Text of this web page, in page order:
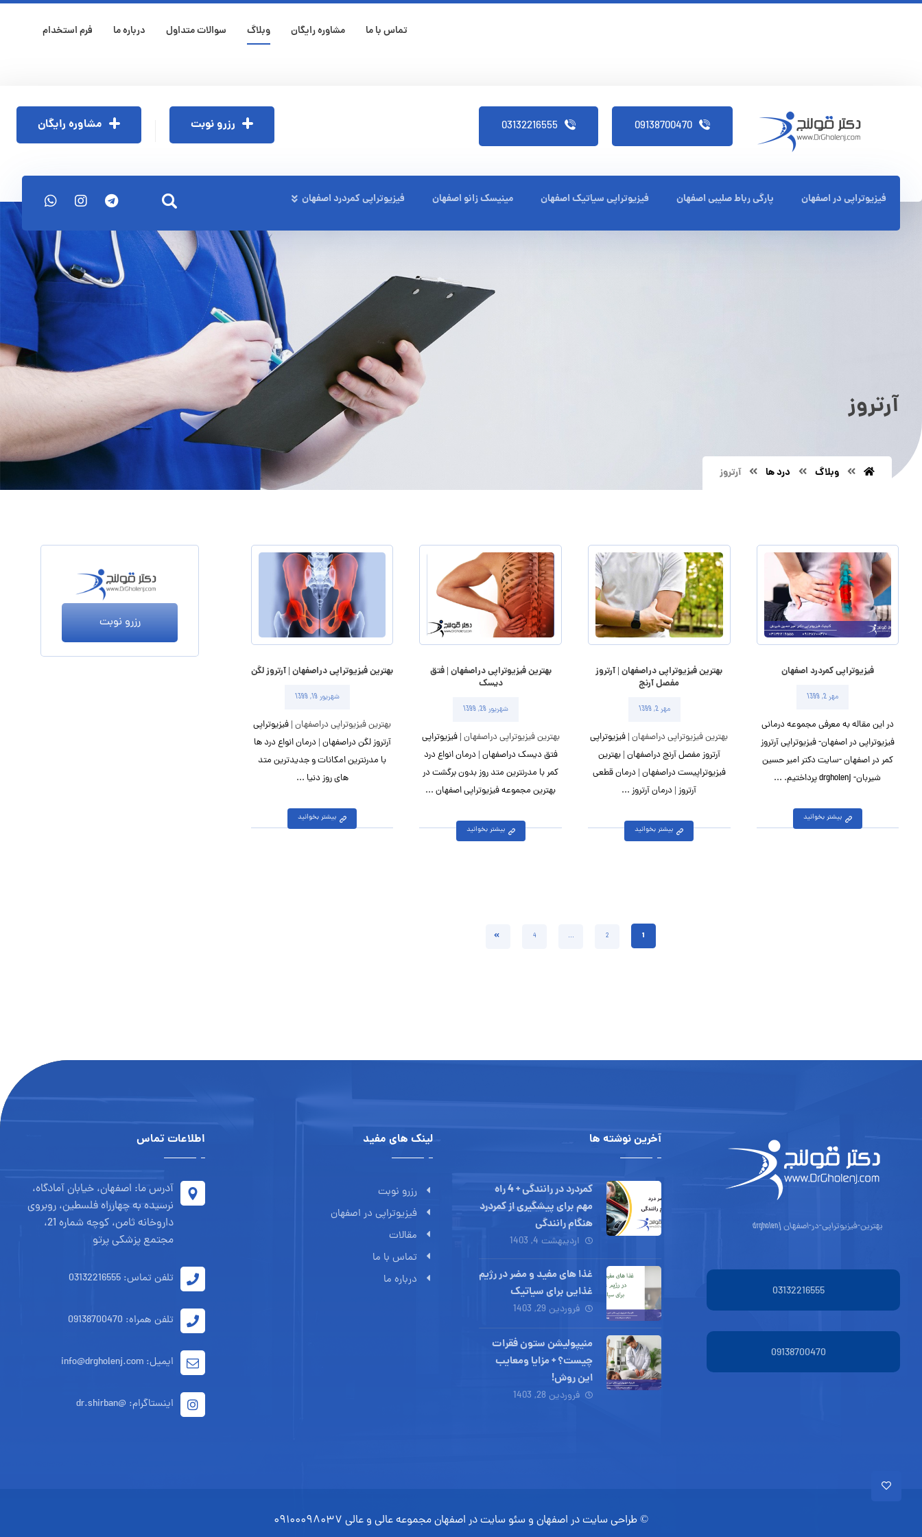
تماس با ما مشاوره رایگان وبلاگ سوالات متداول درباره ما فرم استخدام
09138700470
03132216555 مشاوره رایگان رزرو نوبت
فیزیوتراپی در اصفهان پارگی رباط صلیبی اصفهان فیزیوتراپی سیاتیک اصفهان مینیسک زانو اصفهان فیزیوتراپی کمردرد اصفهان
آرتروز
وبلاگ درد ها آرتروز
فیزیوتراپی کمردرد اصفهان
مهر 2, 1399
در این مقاله به معرفی مجموعه درمانی
فیزیوتراپی در اصفهان- فیزیوتراپی آرتروز
کمر در اصفهان -سایت دکتر امیر حسین
شیربان- drgholenj پرداختیم. ...
بیشتر بخوانید
بهترین فیزیوتراپی دراصفهان | آرتروز
مفصل آرنج
مهر 2, 1399
بهترین فیزیوتراپی دراصفهان| فیزیوتراپی
آرتروز مفصل آرنج دراصفهان | بهترین
فیزیوتراپیست دراصفهان | درمان قطعی
آرتروز | درمان آرتروز ...
بیشتر بخوانید
بهترین فیزیوتراپی دراصفهان | فتق
دیسک
شهریور 28, 1399
بهترین فیزیوتراپی دراصفهان | فیزیوتراپی
فتق دیسک دراصفهان | درمان انواع درد
کمر با مدرنترین متد روز بدون برگشت در
بهترین مجموعه فیزیوتراپی اصفهان ...
بیشتر بخوانید
بهترین فیزیوتراپی دراصفهان | آرتروز لگن
شهریور 19, 1399
بهترین فیزیوتراپی دراصفهان| فیزیوتراپی
آرتروز لگن دراصفهان | درمان انواع درد ها
با مدرنترین امکانات و جدیدترین متد
های روز دنیا ...
بیشتر بخوانید
1
2
…
4
رزرو نوبت
بهترین-فیزیوتراپی-در-اصفهان drgholenj
03132216555
09138700470
آخرین نوشته ها
کمردرد در رانندگی + 4 راه
مهم برای پیشگیری از کمردرد
هنگام رانندگی
اردیبهشت 4, 1403
غذا های مفید و مضر در رژیم
غذایی برای سیاتیک
فروردین 29, 1403
منیپولیشن ستون فقرات
چیست؟ + مزایا ومعایب
این روش!
فروردین 28, 1403
لینک های مفید
رزرو نوبت
فیزیوتراپی در اصفهان
مقالات
تماس با ما
درباره ما
اطلاعات تماس
آدرس ما: اصفهان، خیابان آمادگاه،
نرسیده به چهارراه فلسطین، روبروی
داروخانه ثامن، کوچه شماره 21،
مجتمع پزشکی پرتو
تلفن تماس: 03132216555
تلفن همراه: 09138700470
ایمیل: info@drgholenj.com
اینستاگرام: @dr.shirban
©طراحی سایت در اصفهان و سئو سایت در اصفهانمجموعهعالی و عالی ۰۹۱۰۰۰۹۸۰۳۷